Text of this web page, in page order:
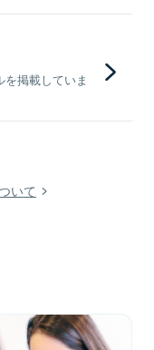
掲載していま
いて